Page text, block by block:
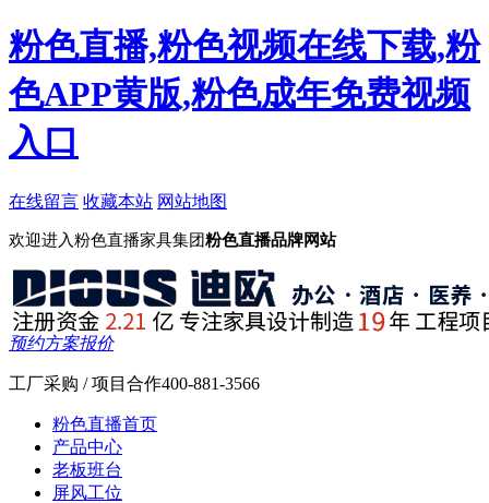
粉色直播,粉色视频在线下载,粉
色APP黄版,粉色成年免费视频
入口
在线留言 收藏本站 网站地图
欢迎进入粉色直播家具集团粉色直播品牌网站
预约方案报价
工厂采购 / 项目合作400-881-3566
粉色直播首页
产品中心
老板班台
屏风工位